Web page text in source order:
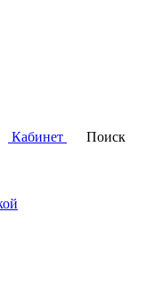
Кабинет
Поиск